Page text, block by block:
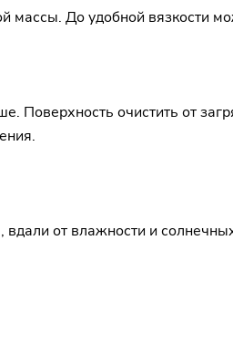
До удобной вязкости
очистить от
от влажности и